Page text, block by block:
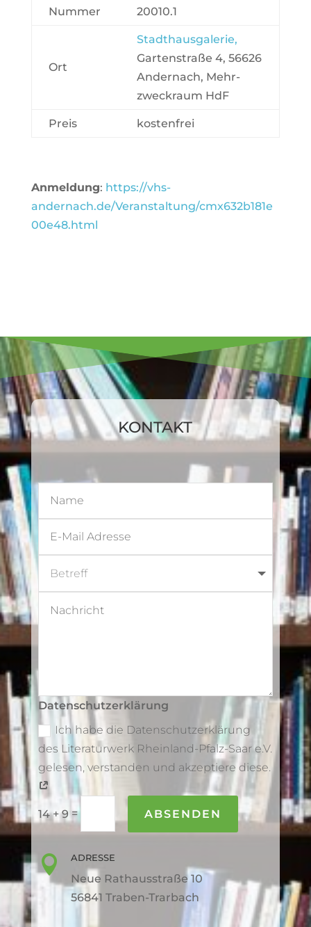
Nummer 20010.1
Ort
Stadt­haus­ga­lerie,
Gar­ten­straße 4, 56626
Ander­nach, Mehr­
zweck­raum HdF
Preis kos­ten­frei
Anmel­dung: https://vhs-
andernach.de/Veranstaltung/cmx632b181e
00e48.html
KONTAKT
Datenschutzerklärung
Ich habe die Datenschutzerklärung
des Literaturwerk Rheinland-Pfalz-Saar e.V.
gelesen, verstanden und akzeptiere diese.
14 + 9 = ABSENDEN
 ADRESSE
Neue Rathausstraße 10
56841 Traben-Trarbach